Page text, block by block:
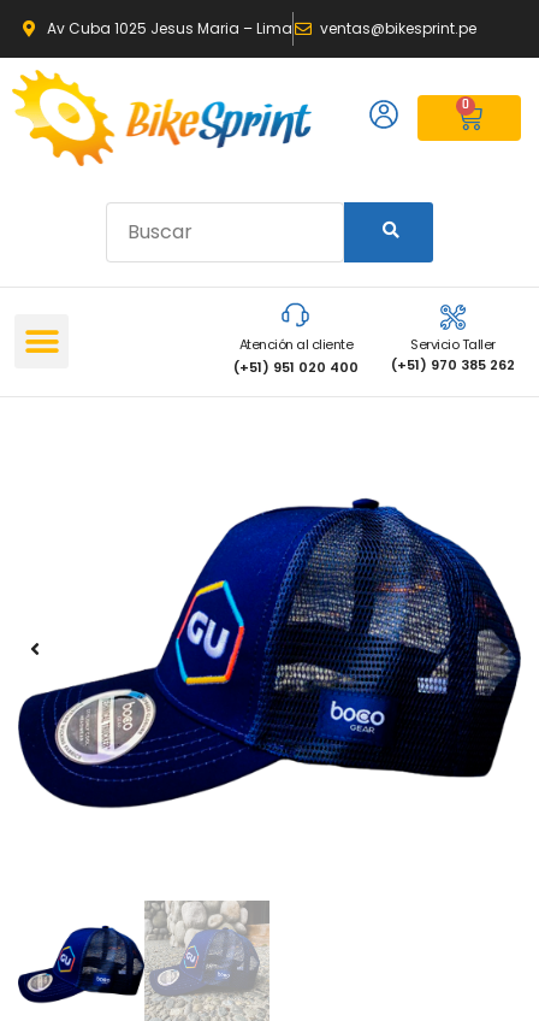
Av Cuba 1025 Jesus Maria – Lima ventas@bikesprint.pe
0
Atención al cliente
(+51) 951 020 400
Servicio Taller
(+51) 970 385 262